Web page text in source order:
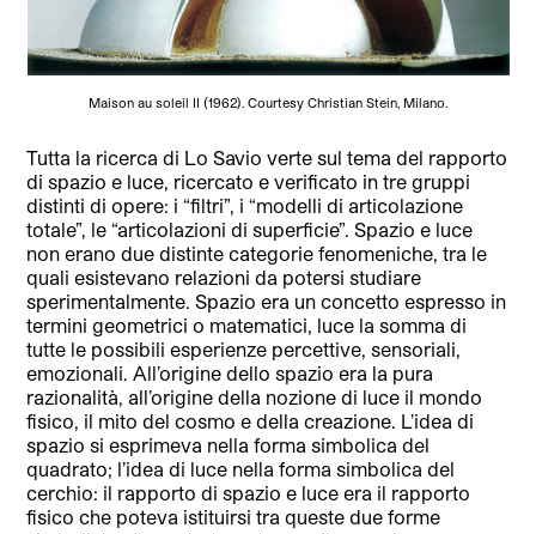
Maison au soleil II (1962). Courtesy Christian Stein, Milano.
Tutta la ricerca di Lo Savio verte sul tema del rapporto
di spazio e luce, ricercato e verificato in tre gruppi
distinti di opere: i “filtri”, i “modelli di articolazione
totale”, le “articolazioni di superficie”. Spazio e luce
non erano due distinte categorie fenomeniche, tra le
quali esistevano relazioni da potersi studiare
sperimentalmente. Spazio era un concetto espresso in
termini geometrici o matematici, luce la somma di
tutte le possibili esperienze percettive, sensoriali,
emozionali. All’origine dello spazio era la pura
razionalità, all’origine della nozione di luce il mondo
fisico, il mito del cosmo e della creazione. L’idea di
spazio si esprimeva nella forma simbolica del
quadrato; l’idea di luce nella forma simbolica del
cerchio: il rapporto di spazio e luce era il rapporto
fisico che poteva istituirsi tra queste due forme